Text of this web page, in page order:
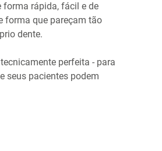
forma rápida, fácil e de
forma que pareçam tão
dente.
perfeita - para
seus pacientes podem